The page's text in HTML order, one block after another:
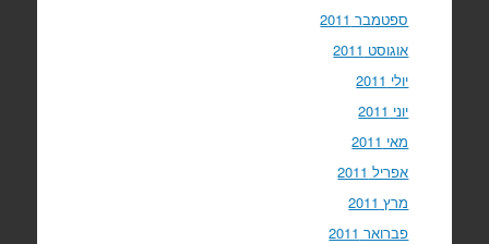
ספטמבר 2011
אוגוסט 2011
יולי 2011
יוני 2011
מאי 2011
אפריל 2011
מרץ 2011
פברואר 2011